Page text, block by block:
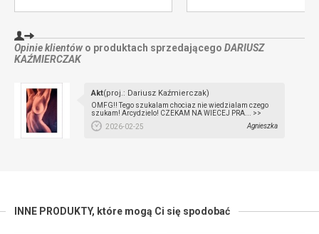
Opinie klientów o produktach sprzedającego DARIUSZ
KAŹMIERCZAK
Akt(proj.: Dariusz Kaźmierczak)
OMFG!! Tego szukalam chociaz nie wiedzialam czego
szukam! Arcydzielo! CZEKAM NA WIECEJ PRA... >>
2026-02-25
Agnieszka
INNE PRODUKTY, które mogą Ci się spodobać